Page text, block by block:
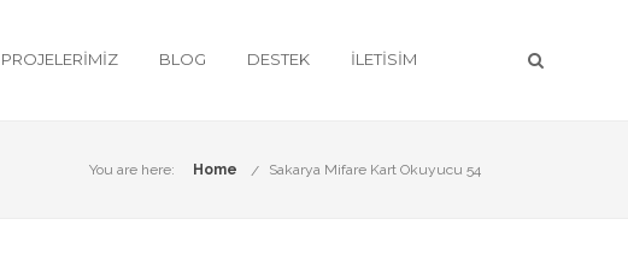
PROJELERIMIZ BLOG DESTEK İLETISIM
You are here: Home Sakarya Mifare Kart Okuyucu 54